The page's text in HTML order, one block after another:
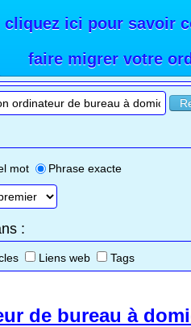
cliquez ici pour savoir
faire migrer votre
mot Phrase exacte
:
Liens web Tags
de bureau à